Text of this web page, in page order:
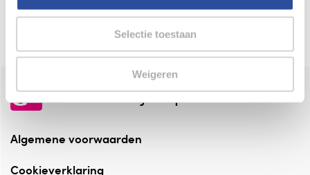
Selectie toestaan
Weigeren
Altijd onze folder bij de hand
Check onze folders ⁠bij AlleFolders.
de vriendelijke specialist
Algemene voorwaarden
Cookieverklaring